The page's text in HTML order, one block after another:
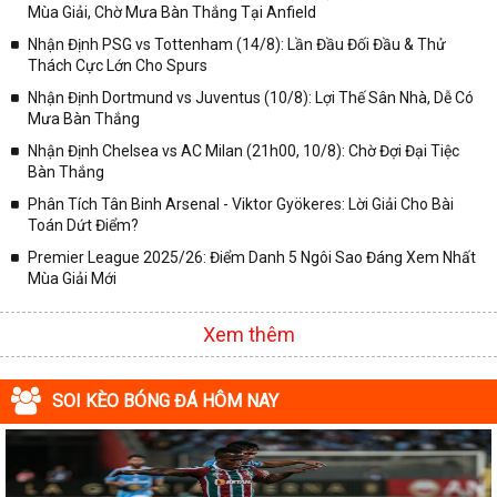
Hạng Anh, Champions League, Serie A, BundesLiga, World cup,
bao gồm cả những giải đấu bóng đá nhỏ.
✓ Tại chuyên mục
Bảng Xếp Hạng Bóng Đá
được đội ngũ chuyên
viên thiết kế theo từng tab cụ thể (tầm khoảng 1 tuần tới), hoặc bạn
có thể vào bảng xếp hạng để xem cụ thể hơn theo từng vòng đấu
như: vòng 1, 2,3,... hoặc ở những vòng trong như vòng bảng, tứ
kết, bán kết và chung kết. Với những thông tin này sẽ giúp bạn xem
được chính xác về bảng xếp hạng của từng đội tuyển bóng đá
trong giải đấu bóng đá khác nhau nên rất dễ dàng nắm bắt thông
tin và tiện lợi.
bóng đá
Bảng Xếp Hạng Bóng Đá
kqbongda.netsẽ thường xuyên update bảng xếp hạng của những
giải đấu bóng đá lớn nhất hành tinh như:
✓ Giải bóng đá Ngoại hạng Anh;
✓ Giải VĐQG Tây Ban Nha;
✓ Giải VĐQG Italia;
Mùa Giải, Chờ Mưa Bàn Thắng Tại Anfield
Nhận Định PSG vs Tottenham (14/8): Lần Đầu Đối Đầu & Thử
Thách Cực Lớn Cho Spurs
Nhận Định Dortmund vs Juventus (10/8): Lợi Thế Sân Nhà, Dễ Có
Mưa Bàn Thắng
Nhận Định Chelsea vs AC Milan (21h00, 10/8): Chờ Đợi Đại Tiệc
Bàn Thắng
Phân Tích Tân Binh Arsenal - Viktor Gyökeres: Lời Giải Cho Bài
Toán Dứt Điểm?
Premier League 2025/26: Điểm Danh 5 Ngôi Sao Đáng Xem Nhất
Mùa Giải Mới
Xem thêm
SOI KÈO BÓNG ĐÁ HÔM NAY